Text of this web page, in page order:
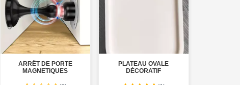
PLATEAU OVALE
DÉCORATIF
BOITE RANGEMENT EN
CONCRÈTE